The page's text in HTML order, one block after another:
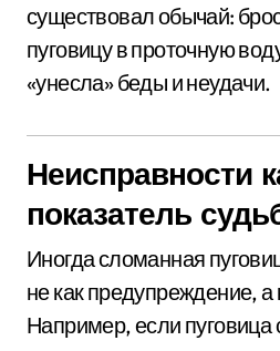
существовал обычай:
пуговицу в проточную
«унесла» беды и неудачи.
Неисправности
показатель
Иногда сломанная
не как предупреждение, а
Например, если пуговица